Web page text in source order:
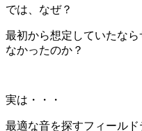
では、なぜ？
最初から想定していたな
なかったのか？
実は・・・
最適な音を探すフィール